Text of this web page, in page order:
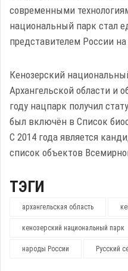
современными
национальный парк стал
представителем России на
Кенозерский
Архангельской области и
году нацпарк получил
был включён в Список
С 2014 года является
список объектов
ТЭГИ
архангельская область
кенозерский национальный парк
народы России Русский